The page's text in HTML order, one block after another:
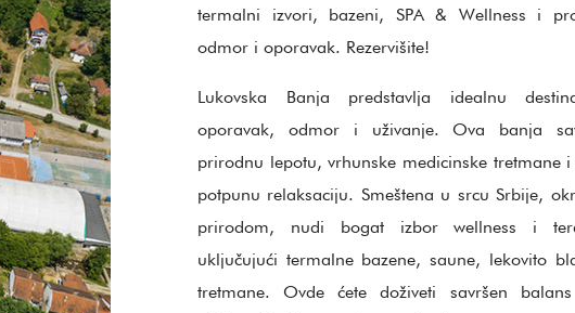
termalni izvori, bazeni, SPA & Wellness i
odmor i oporavak. Rezervišite!
Lukovska Banja predstavlja idealnu
oporavak, odmor i uživanje. Ova banja
prirodnu lepotu, vrhunske medicinske tretmane
potpunu relaksaciju. Smeštena u srcu Srbije,
prirodom, nudi bogat izbor wellness i
uključujući termalne bazene, saune, lekovito
tretmane. Ovde ćete doživeti savršen